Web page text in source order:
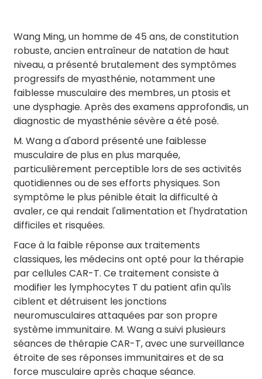
Wang Ming, un homme de 45 ans, de constitution
robuste, ancien entraîneur de natation de haut
niveau, a présenté brutalement des symptômes
progressifs de myasthénie, notamment une
faiblesse musculaire des membres, un ptosis et
une dysphagie. Après des examens approfondis, un
diagnostic de myasthénie sévère a été posé.
M. Wang a d'abord présenté une faiblesse
musculaire de plus en plus marquée,
particulièrement perceptible lors de ses activités
quotidiennes ou de ses efforts physiques. Son
symptôme le plus pénible était la difficulté à
avaler, ce qui rendait l'alimentation et l'hydratation
difficiles et risquées.
Face à la faible réponse aux traitements
classiques, les médecins ont opté pour la thérapie
par cellules CAR-T. Ce traitement consiste à
modifier les lymphocytes T du patient afin qu'ils
ciblent et détruisent les jonctions
neuromusculaires attaquées par son propre
système immunitaire. M. Wang a suivi plusieurs
séances de thérapie CAR-T, avec une surveillance
étroite de ses réponses immunitaires et de sa
force musculaire après chaque séance.